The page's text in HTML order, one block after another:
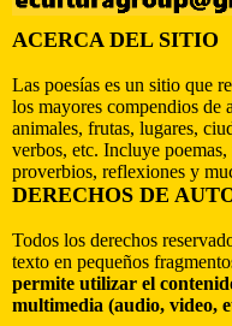
ACERCA DEL SITIO
Las poesías es un sitio que
los mayores compendios de
animales, frutas, lugares,
verbos, etc. Incluye
proverbios, reflexiones y
DERECHOS DE
Todos los derechos
texto en pequeños
permite utilizar el
multimedia (audio, video,